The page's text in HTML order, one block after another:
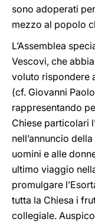
sono adoperati
mezzo al popolo
L’Assemblea
Vescovi, che
voluto rispondere
(cf. Giovanni
rappresentando
Chiese particolari
nell’annuncio
uomini e alle
ultimo viaggio
promulgare
tutta la Chiesa i
collegiale.